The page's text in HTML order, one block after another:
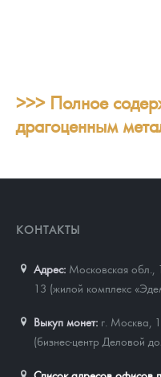
>>> Полное
драгоценным
КОНТАКТЫ
Адрес: Московская обл.,
13 (жилой комплекс
Выкуп монет: г. Москва,
(бизнес-центр Деловой